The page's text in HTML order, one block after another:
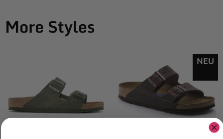
More Styles
NEU